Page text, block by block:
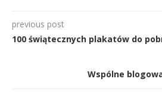
previous post
100 świątecznych plakatów do
Wspólne